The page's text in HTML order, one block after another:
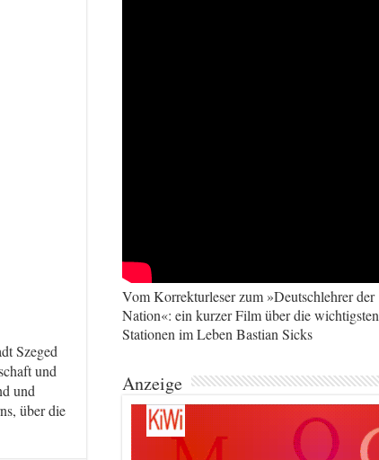
Szeged
und
und
über die
Vom Korrekturleser zum »Deutschlehrer der
Nation«: ein kurzer Film über die wichtigsten
Stationen im Leben Bastian Sicks
Anzeige